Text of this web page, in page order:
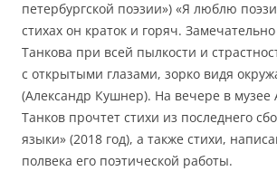
петербургской поэзии») «Я люблю
стихах он краток и горяч.
Танкова при всей пылкости и
с открытыми глазами, зорко видя
(Александр Кушнер). На вечере в музее
Танков прочтет стихи из последнего
языки» (2018 год), а также стихи,
полвека его поэтической работы.